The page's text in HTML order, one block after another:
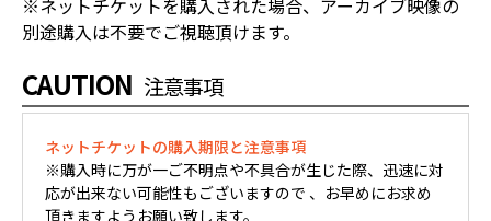
※ネットチケットを購入された場合、アーカイブ映像の
別途購入は不要でご視聴頂けます。
CAUTION 注意事項
ネットチケットの購入期限と注意事項
※購入時に万が一ご不明点や不具合が生じた際、迅速に対
応が出来ない可能性もございますので 、お早めにお求め
頂きますようお願い致します。